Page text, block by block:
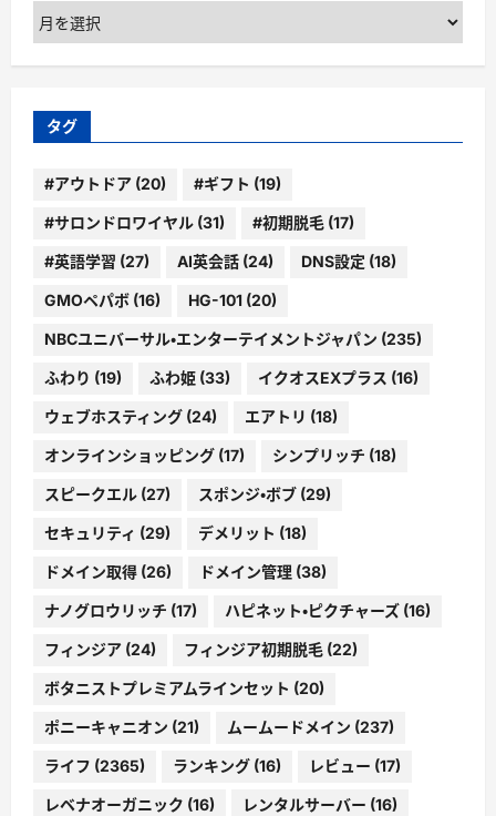
ア
ー
カ
ブ
タグ
#アウトドア (20) #ギフト (19)
#サロンドロワイヤル (31) #初期脱毛 (17)
#英語学習 (27) AI英会話 (24) DNS設定 (18)
GMOペパボ (16) HG-101 (20)
NBCユニバーサル・エンターテイメントジャパン (235)
ふわり (19) ふわ姫 (33) イクオスEXプラス (16)
ウェブホスティング (24) エアトリ (18)
オンラインショッピング (17) シンプリッチ (18)
スピークエル (27) スポンジ・ボブ (29)
セキュリティ (29) デメリット (18)
ドメイン取得 (26) ドメイン管理 (38)
ナノグロウリッチ (17) ハピネット・ピクチャーズ (16)
フィンジア (24) フィンジア初期脱毛 (22)
ボタニストプレミアムラインセット (20)
ポニーキャニオン (21) ムームードメイン (237)
ライフ (2365) ランキング (16) レビュー (17)
レベナオーガニック (16) レンタルサーバー (16)